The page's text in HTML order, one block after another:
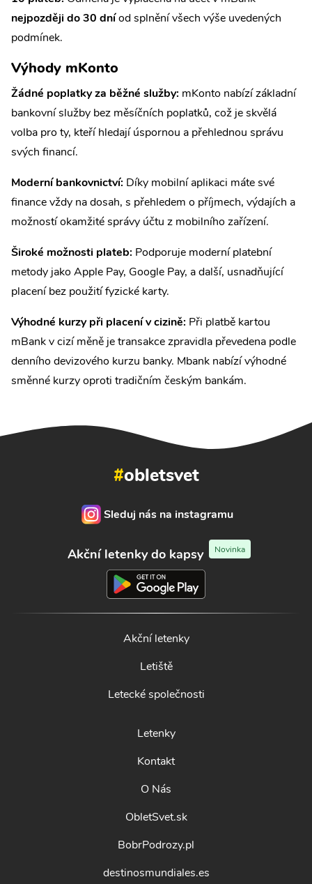
nejpozději do 30 dníod splnění všech výše uvedených
podmínek.
Výhody mKonto
Žádné poplatky za běžné služby: mKonto nabízí základní
bankovní služby bez měsíčních poplatků, což je skvělá
volba pro ty, kteří hledají úspornou a přehlednou správu
svých financí.
Moderní bankovnictví: Díky mobilní aplikaci máte své
finance vždy na dosah, s přehledem o příjmech, výdajích a
možností okamžité správy účtu z mobilního zařízení.
Široké možnosti plateb: Podporuje moderní platební
metody jako Apple Pay, Google Pay, a další, usnadňující
placení bez použití fyzické karty.
Výhodné kurzy při placení v cizině: Při platbě kartou
mBank v cizí měně je transakce zpravidla převedena podle
denního devizového kurzu banky. Mbank nabízí výhodné
směnné kurzy oproti tradičním českým bankám.
#obletsvet
Sleduj nás na instagramu
Akční letenky do kapsy Novinka
Akční letenky
Letiště
Letecké společnosti
Letenky
Kontakt
O Nás
ObletSvet.sk
BobrPodrozy.pl
destinosmundiales.es